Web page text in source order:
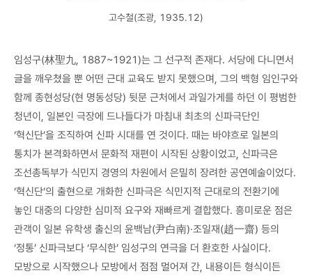
고수철(조광, 1935.12)
임성구(林聖九, 1887~1921)는 그 선구적 존재다. 서당에 다니면서
글을 깨우쳤을 뿐 어떤 근대 교육도 받지 못했으며, 그의 백형 임인구와
함께 종현성당(현 명동성당) 뒷문 근처에서 과일가게를 하던 이 평범한
청년이, 일본인 극장에 드나들다가 마침내 최초의 신파극단인
‘혁신단’을 조직하여 신파 시대를 연 것이다. 때는 바야흐로 일본의
통치가 본격화하면서 문화적 재편이 시작된 상황이었고, 신파극은
조선총독부가 식민지 경영의 차원에서 은밀히 장려한 공연예술이었다.
‘혁신단’의 출현으로 개화한 신파극은 식민지적 근대로의 전환기에
놓인 대중의 다양한 심미적 요구와 재빠르게 결합했다. 흥미로운 점은
관객이 일본 유학생 출신의 윤백남(尹白南)·조일재(趙一齋) 등의
‘정통’ 신파극보다 ‘무식한’ 임성구의 연극을 더 환호한 사실이다.
모방으로 시작했으나 모방에서 점점 멀어져 간, 내용이든 형식이든